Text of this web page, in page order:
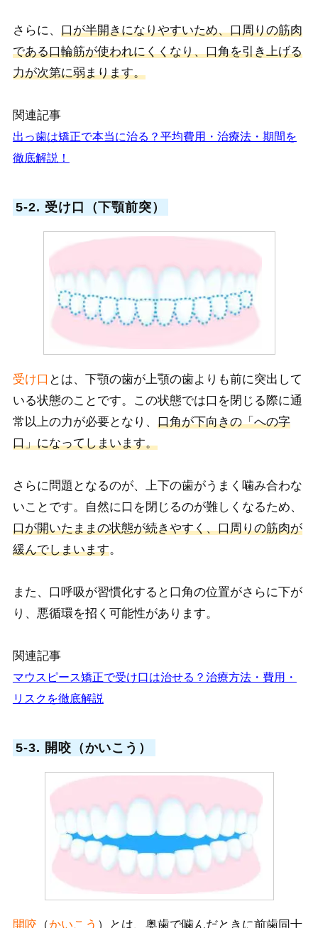
さらに、 口が半開きになりやすいため、口周りの筋肉
である口輪筋が使われにくくなり、口角を引き上げる
力が次第に弱まります。
関連記事
出っ歯は矯正で本当に治る？平均費用・治療法・期間を
徹底解説！
5-2. 受け口（下顎前突）
受け口 とは、 下顎の歯が上顎の歯よりも前に突出して
いる状態のこ とです。
この状態では口を閉じる際に通
常以上の力が必要となり、 口角が下向きの「への字
口」になってしまいます。
さらに問題となるのが、上下の歯がうまく噛み合わな
いことです。自然に口を閉じるのが難しくなるため、
口が開いたままの状態が続きやすく、口周りの筋肉が
緩んでしまいます。
ま た、口呼吸が習慣化すると口角の位置がさらに下が
り、悪循環を招く可能性があります。
関連記事
マウスピース矯正で受け口は治せる？治療方法・費用・
リスクを徹底解説
5-3. 開咬（かいこう）
開咬 （かいこう ）とは、 奥歯で噛んだときに前歯同士